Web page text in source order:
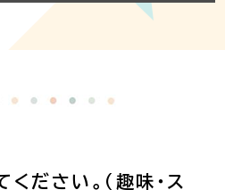
ださい。（趣味・ス